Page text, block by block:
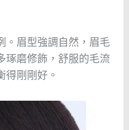
。眉型強調自然，眉毛
琢磨修飾，舒服的毛流
剛剛好。